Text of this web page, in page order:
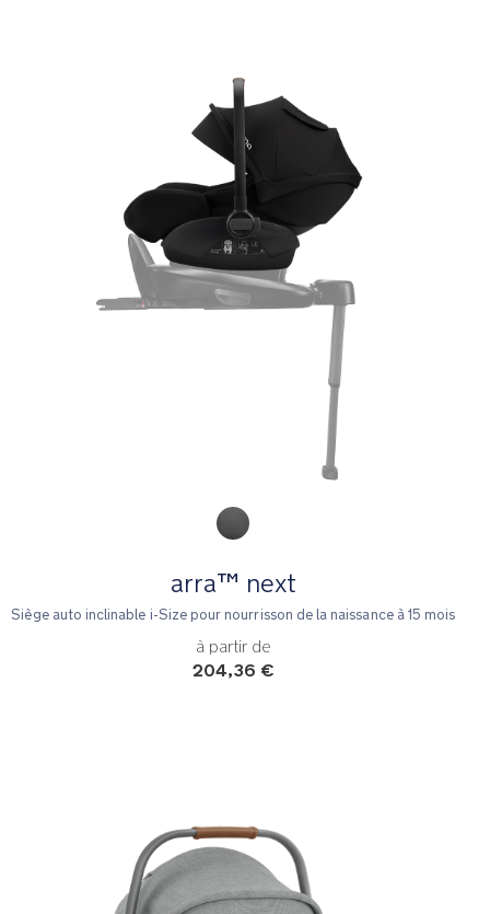
arra™ next
Siège auto inclinable i-Size pour nourrisson de la naissance à 15 mois
à partir de
204,36 €